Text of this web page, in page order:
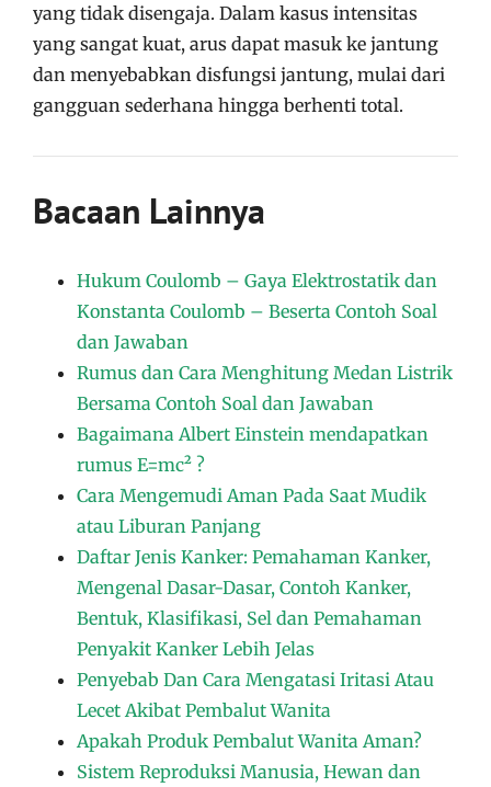
yang tidak disengaja. Dalam kasus intensitas
yang sangat kuat, arus dapat masuk ke jantung
dan menyebabkan disfungsi jantung, mulai dari
gangguan sederhana hingga berhenti total.
Bacaan Lainnya
Hukum Coulomb – Gaya Elektrostatik dan
Konstanta Coulomb – Beserta Contoh Soal
dan Jawaban
Rumus dan Cara Menghitung Medan Listrik
Bersama Contoh Soal dan Jawaban
Bagaimana Albert Einstein mendapatkan
rumus E=mc² ?
Cara Mengemudi Aman Pada Saat Mudik
atau Liburan Panjang
Daftar Jenis Kanker: Pemahaman Kanker,
Mengenal Dasar-Dasar, Contoh Kanker,
Bentuk, Klasifikasi, Sel dan Pemahaman
Penyakit Kanker Lebih Jelas
Penyebab Dan Cara Mengatasi Iritasi Atau
Lecet Akibat Pembalut Wanita
Apakah Produk Pembalut Wanita Aman?
Sistem Reproduksi Manusia, Hewan dan